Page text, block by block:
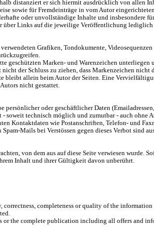
distanziert er sich hiermit ausdrücklich von allen
sowie für Fremdeinträge in vom Autor
oder unvollständige Inhalte und insbesondere
über Links auf die jeweilige Veröffentlichung lediglich
Grafiken, Tondokumente,
geschützten Marken- und Warenzeichen
der Schluss zu ziehen, dass Markenzeichen nicht
allein beim Autor der Seiten. Eine
nicht gestattet.
oder geschäftlicher Daten
soweit technisch möglich und zumutbar - auch
Kontaktdaten wie Postanschriften, Telefon- und
Mails bei Verstössen gegen dieses Verbot sind
von dem aus auf diese Seite verwiesen
Inhalt und ihrer Gültigkeit davon unberührt.
correctness, completeness or quality of the
the complete publication including all offers and